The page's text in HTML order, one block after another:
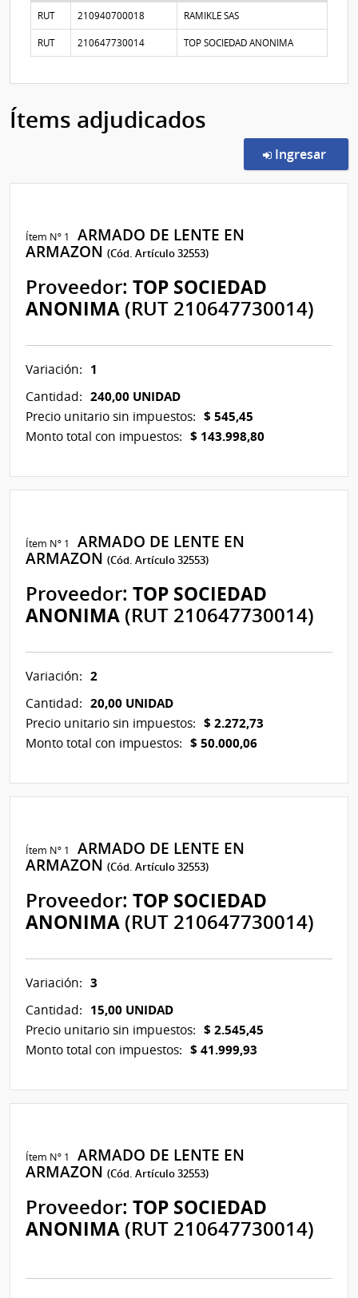
RUT 210940700018 RAMIKLE SAS
RUT 210647730014 TOP SOCIEDAD ANONIMA
Ítems adjudicados
Ingresar
Ítem Nº 1
ARMADO DE LENTE EN
ARMAZON(Cód. Artículo 32553)
Proveedor:TOP SOCIEDAD
ANONIMA (RUT 210647730014)
Variación: 1
Cantidad: 240,00 UNIDAD
Precio unitario sin impuestos: $ 545,45
Monto total con impuestos: $ 143.998,80
Ítem Nº 1
ARMADO DE LENTE EN
ARMAZON(Cód. Artículo 32553)
Proveedor:TOP SOCIEDAD
ANONIMA (RUT 210647730014)
Variación: 2
Cantidad: 20,00 UNIDAD
Precio unitario sin impuestos: $ 2.272,73
Monto total con impuestos: $ 50.000,06
Ítem Nº 1
ARMADO DE LENTE EN
ARMAZON(Cód. Artículo 32553)
Proveedor:TOP SOCIEDAD
ANONIMA (RUT 210647730014)
Variación: 3
Cantidad: 15,00 UNIDAD
Precio unitario sin impuestos: $ 2.545,45
Monto total con impuestos: $ 41.999,93
Ítem Nº 1
ARMADO DE LENTE EN
ARMAZON(Cód. Artículo 32553)
Proveedor:TOP SOCIEDAD
ANONIMA (RUT 210647730014)